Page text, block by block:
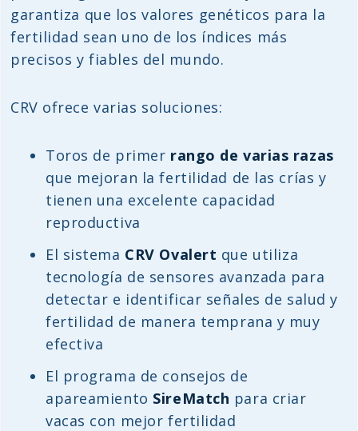
garantiza que los valores genéticos para la
fertilidad sean uno de los índices más
precisos y fiables del mundo.
CRV ofrece varias soluciones:
Toros de primer rango de varias razas
que mejoran la fertilidad de las crías y
tienen una excelente capacidad
reproductiva
El sistema CRV Ovalert que utiliza
tecnología de sensores avanzada para
detectar e identificar señales de salud y
fertilidad de manera temprana y muy
efectiva
El programa de consejos de
apareamiento SireMatch para criar
vacas con mejor fertilidad